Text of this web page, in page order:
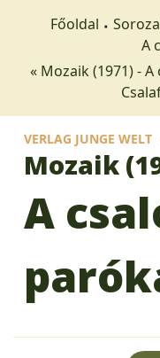
Főoldal
A
« Mozaik (1971) -
VERLAG JUNGE WELT
Mozaik
A